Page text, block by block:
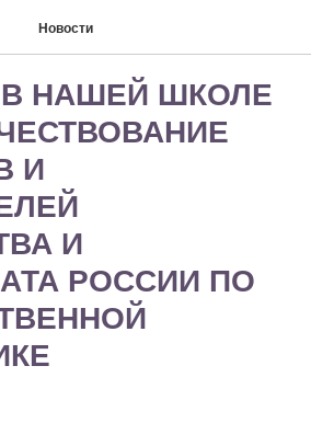
Новости
НАШЕЙ ШКОЛЕ
И
И
РОССИИ ПО